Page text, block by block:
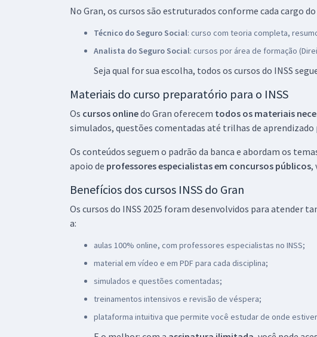
No Gran, os cursos são estruturados conforme cada cargo
Técnico do Seguro Social: curso com teoria completa,
Analista do Seguro Social: cursos por área de formação
Seja qual for sua escolha, todos os cursos do INSS
Materiais do curso preparatório para o INSS
Os cursos onlinedo Gran oferecem todos os materiais
simulados, questões comentadas até trilhas de aprendizado
Os conteúdos seguem o padrão da banca e abordam os
apoio de professores especialistas em concursos públicos,
Benefícios dos cursos INSS do Gran
Os cursos do INSS 2025 foram desenvolvidos para atender
a:
aulas 100% online, com professores especialistas no INSS;
material em vídeo e em PDF para cada disciplina;
simulados e questões comentadas;
treinamentos intensivos e revisão de véspera;
plataforma intuitiva que permite você estudar de onde